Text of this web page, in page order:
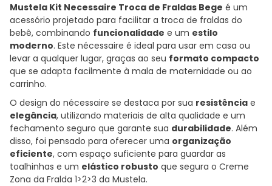
Mustela Kit Necessaire Troca de Fraldas Bege é um
acessório projetado para facilitar a troca de fraldas do
bebê, combinando funcionalidade e um estilo
moderno. Este nécessaire é ideal para usar em casa ou
levar a qualquer lugar, graças ao seu formato compacto
que se adapta facilmente à mala de maternidade ou ao
carrinho.
O design do nécessaire se destaca por sua resistência e
elegância, utilizando materiais de alta qualidade e um
fechamento seguro que garante sua durabilidade. Além
disso, foi pensado para oferecer uma organização
eficiente, com espaço suficiente para guardar as
toalhinhas e um elástico robusto que segura o Creme
Zona da Fralda 1>2>3 da Mustela.